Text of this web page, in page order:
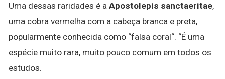
Uma dessas raridades é a Apostolepis sanctaeritae,
uma cobra vermelha com a cabeça branca e preta,
popularmente conhecida como “falsa coral“. “É uma
espécie muito rara, muito pouco comum em todos os
estudos.